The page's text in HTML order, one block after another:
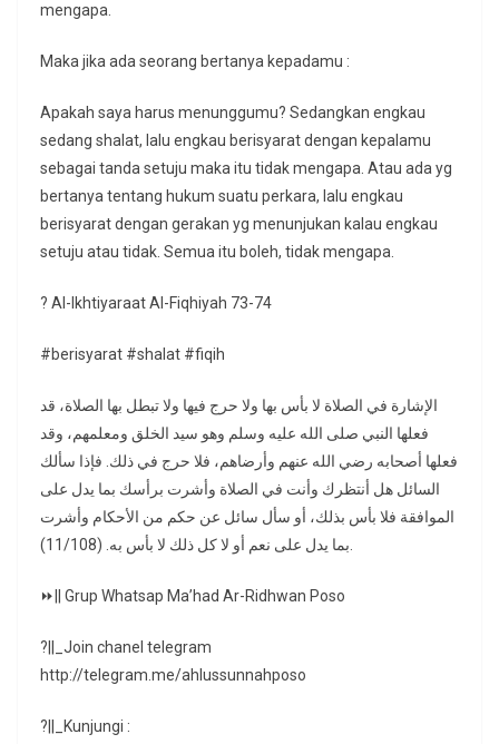
mengapa.
Maka jika ada seorang bertanya kepadamu :
Apakah saya harus menunggumu? Sedangkan engkau
sedang shalat, lalu engkau berisyarat dengan kepalamu
sebagai tanda setuju maka itu tidak mengapa. Atau ada yg
bertanya tentang hukum suatu perkara, lalu engkau
berisyarat dengan gerakan yg menunjukan kalau engkau
setuju atau tidak. Semua itu boleh, tidak mengapa.
? Al-Ikhtiyaraat Al-Fiqhiyah 73-74
#berisyarat #shalat #fiqih
الإشارة في الصلاة لا بأس بها ولا حرج فيها ولا تبطل بها الصلاة، قد
فعلها النبي صلى الله عليه وسلم وهو سيد الخلق ومعلمهم، وقد
فعلها أصحابه رضي الله عنهم وأرضاهم، فلا حرج في ذلك. فإذا سألك
السائل هل أنتظرك وأنت في الصلاة وأشرت برأسك بما يدل على
الموافقة فلا بأس بذلك، أو سأل سائل عن حكم من الأحكام وأشرت
بما يدل على نعم أو لا كل ذلك لا بأس به. (11/108).
⏩|| Grup Whatsap Ma’had Ar-Ridhwan Poso
?||_Join chanel telegram
http://telegram.me/ahlussunnahposo
?||_Kunjungi :